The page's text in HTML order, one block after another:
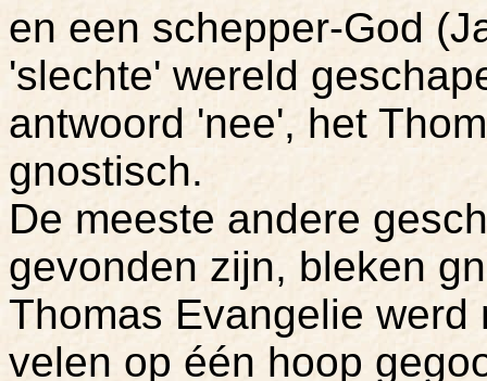
en een schepper-God
'slechte' wereld
antwoord 'nee', het
gnostisch.
De meeste andere
gevonden zijn, bleken
Thomas Evangelie
velen op één hoop